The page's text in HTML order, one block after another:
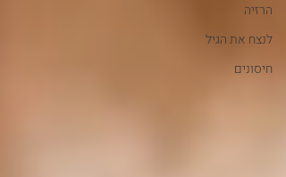
הרזיה
לנצח את הגיל
חיסונים